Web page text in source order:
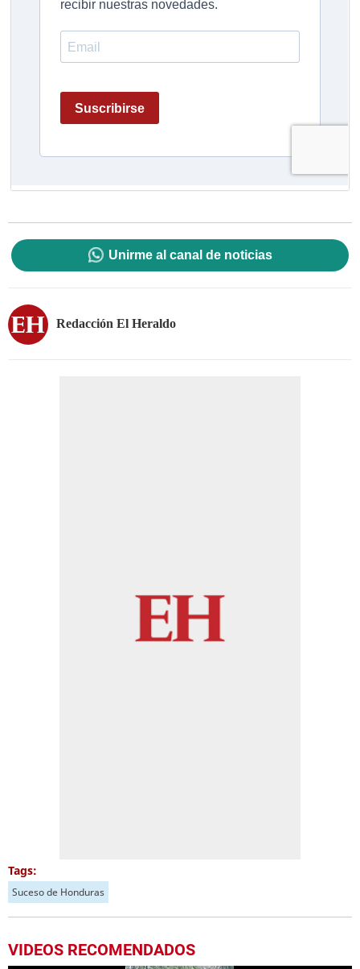
Unirme al canal de noticias
Redacción El Heraldo
Tags:
Suceso de Honduras
VIDEOS RECOMENDADOS